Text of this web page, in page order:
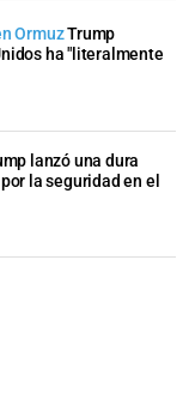
OrmuzTrump
ha "literalmente
lanzó una dura
la seguridad en el